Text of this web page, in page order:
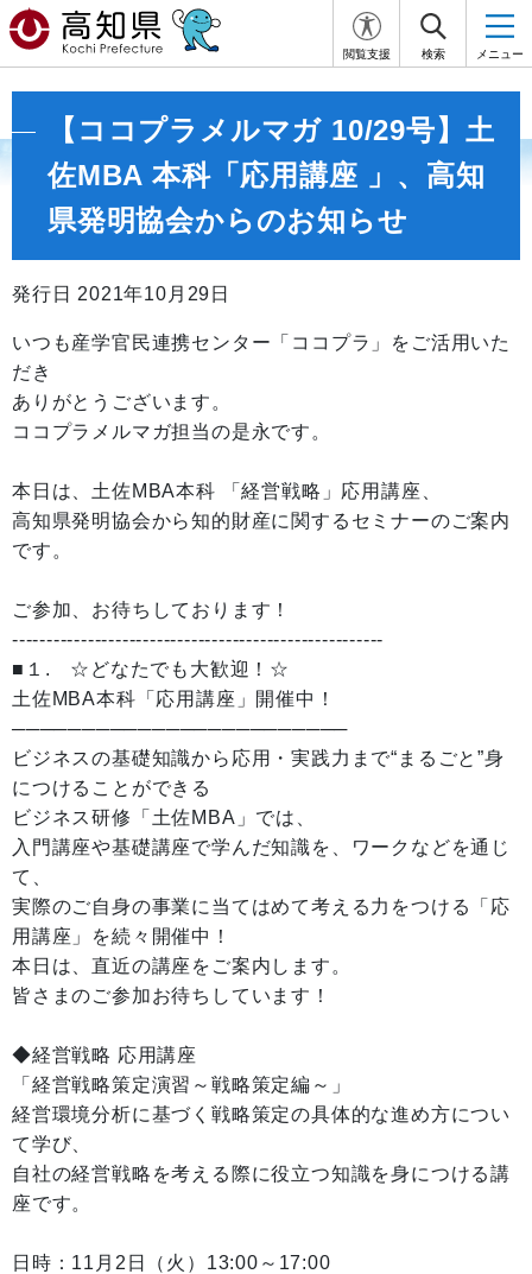
閲覧支援 検索 メニュー
【ココプラメルマガ 10/29号】土
佐MBA 本科「応用講座 」、高知
県発明協会からのお知らせ
発行日 2021年10月29日
いつも産学官民連携センター「ココプラ」をご活用いた
だき
ありがとうございます。
ココプラメルマガ担当の是永です。
本日は、土佐MBA本科 「経営戦略」応用講座、
高知県発明協会から知的財産に関するセミナーのご案内
です。
ご参加、お待ちしております！
------------------------------------------------------
■１. ☆どなたでも大歓迎！☆
土佐MBA本科「応用講座」開催中！
────────────────────────
ビジネスの基礎知識から応用・実践力まで“まるごと”身
につけることができる
ビジネス研修「土佐MBA」では、
入門講座や基礎講座で学んだ知識を、ワークなどを通じ
て、
実際のご自身の事業に当てはめて考える力をつける「応
用講座」を続々開催中！
本日は、直近の講座をご案内します。
皆さまのご参加お待ちしています！
◆経営戦略 応用講座
「経営戦略策定演習～戦略策定編～」
経営環境分析に基づく戦略策定の具体的な進め方につい
て学び、
自社の経営戦略を考える際に役立つ知識を身につける講
座です。
日時：11月2日（火）13:00～17:00